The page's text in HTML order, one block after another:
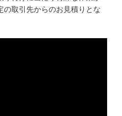
の取引先からのお見積りとな